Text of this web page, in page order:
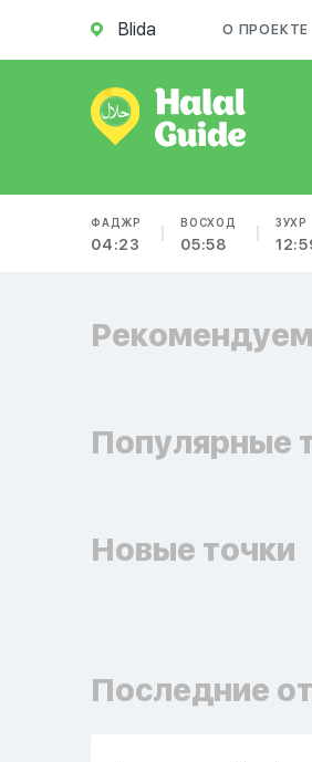
Blida О ПРОЕКТЕ
ФАДЖР
04:23
ВОСХОД
05:58
ЗУХР
Популярные
Новые точки
Последние